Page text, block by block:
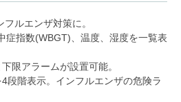
ルエンザ対策に。
症指数(WBGT)、温度、湿度を一覧表
限アラームが設置可能。
階表示。インフルエンザの危険ラ